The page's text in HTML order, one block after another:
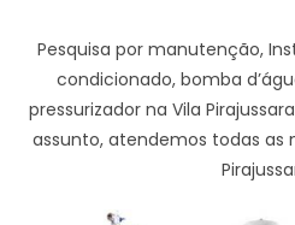
Pesquisa por manutenção,
condicionado, bomba
pressurizador na Vila
assunto, atendemos todas as